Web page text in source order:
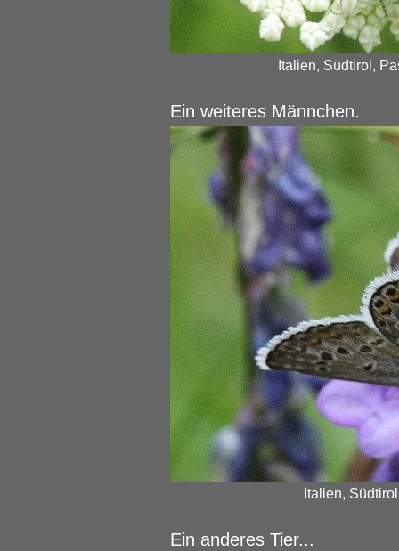
Italien, Südtirol,
Ein weiteres Männchen.
Italien,
Ein anderes Tier...